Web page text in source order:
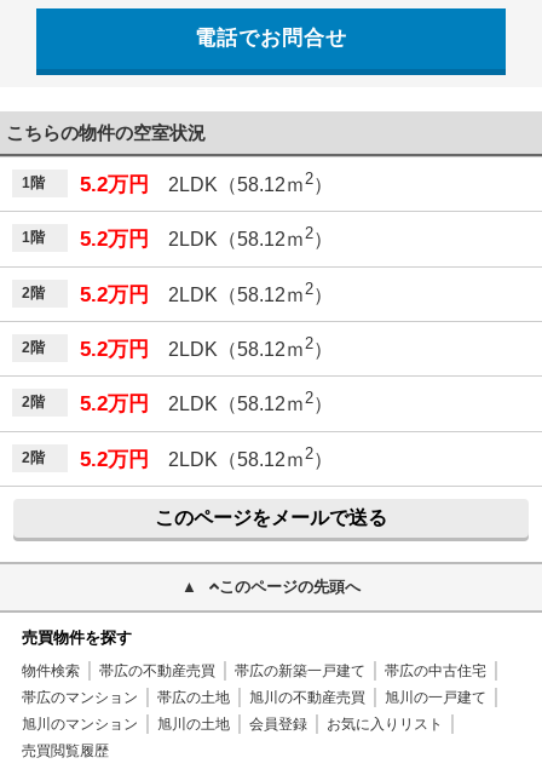
電話でお問合せ
こちらの物件の空室状況
1階 5.2万円 2LDK（58.12ｍ2）
1階 5.2万円 2LDK（58.12ｍ2）
2階 5.2万円 2LDK（58.12ｍ 2）
2階 5.2万円 2LDK（58.12ｍ 2）
2階 5.2万円 2LDK（58.12ｍ2）
2階 5.2万円 2LDK（58.12ｍ 2）
このページをメールで送る
このページの先頭へ
売買物件を探す
物件検索 帯広の不動産売買 帯広の新築一戸建て
帯広の中古住宅
帯広のマンション
帯広の土地 旭川の不動産売買
旭川の一戸建て
旭川のマンション
旭川の土地 会員登録
お気に入りリスト
売買閲覧履歴